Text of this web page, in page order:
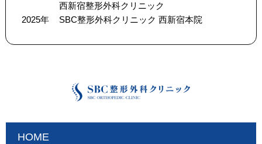
西新宿整形外科クリニック
2025年
SBC整形外科クリニック 西新宿本院
HOME